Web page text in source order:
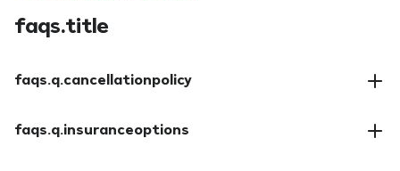
faqs.title
faqs.q.cancellationpolicy
faqs.q.insuranceoptions